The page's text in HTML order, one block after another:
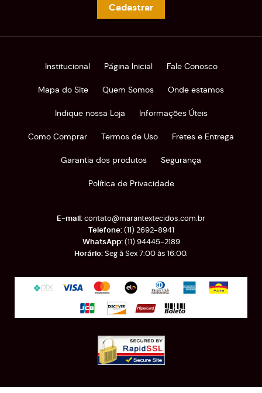
Cadastrar
Institucional Página Inicial Fale Conosco
Mapa do Site Quem Somos Onde estamos
Indique nossa Loja Informações Úteis
Como Comprar Termos de Uso Fretes e Entrega
Garantia dos produtos Segurança
Política de Privacidade
(11)2692-8941
(11)94445-2189
Seg à Sex 7:00 às 16:00.
contato@marantextecidos.com.br